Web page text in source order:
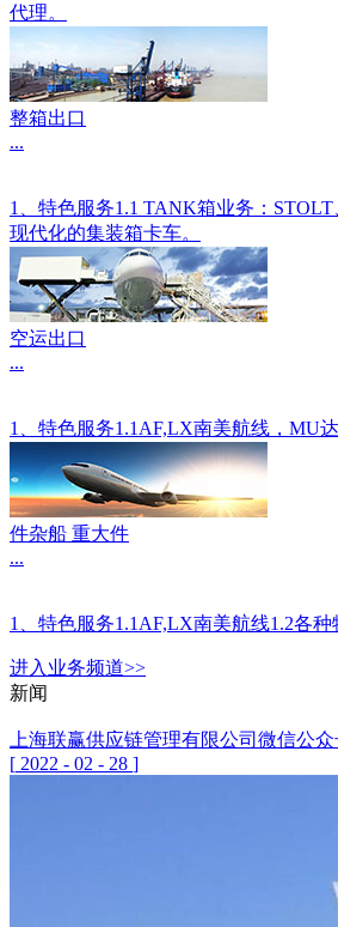
代理。
整箱出口
...
1、特色服务1.1 TANK箱业务：
现代化的集装箱卡车。
空运出口
...
1、特色服务1.1AF,LX南美航线，MU
件杂船 重大件
...
1、特色服务1.1AF,LX南美航线1.2各
进入 业务频道>>
新闻
上海联赢供应链管理有限公司微信公
[ 2022 - 02 - 28 ]